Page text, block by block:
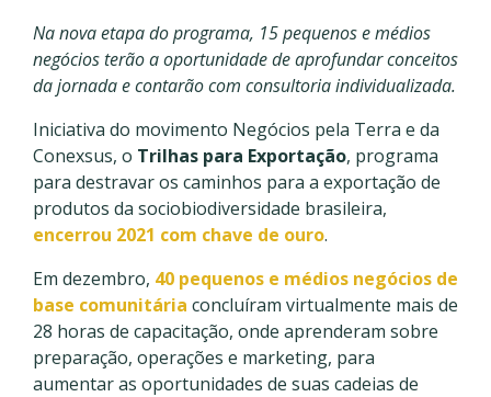
Na nova etapa do programa, 15 pequenos e médios
negócios terão a oportunidade de aprofundar conceitos
da jornada e contarão com consultoria individualizada.
Iniciativa do movimento Negócios pela Terra e da
Conexsus, o Trilhas para Exportação, programa
para destravar os caminhos para a exportação de
produtos da sociobiodiversidade brasileira,
encerrou 2021 com chave de ouro.
Em dezembro, 40 pequenos e médios negócios de
base comunitária concluíram virtualmente mais de
28 horas de capacitação, onde aprenderam sobre
preparação, operações e marketing, para
aumentar as oportunidades de suas cadeias de